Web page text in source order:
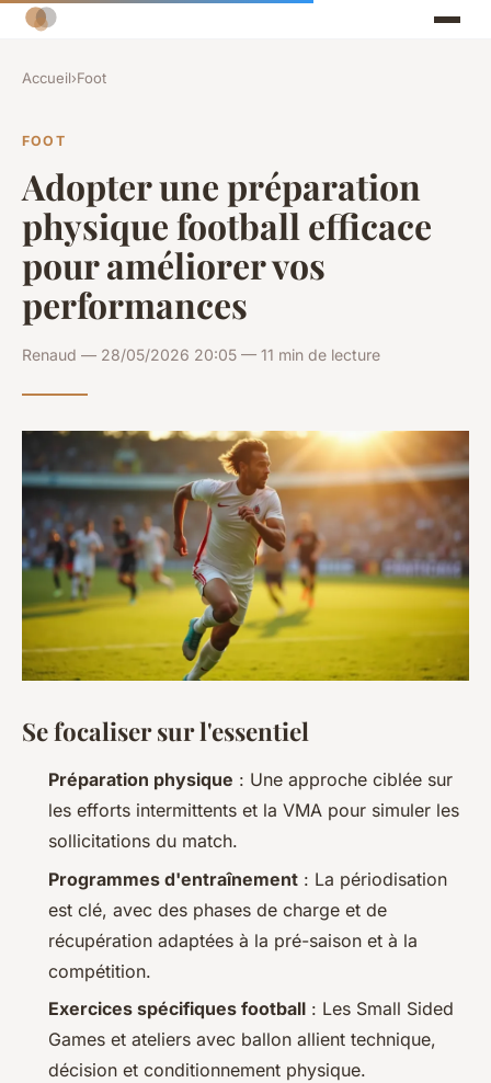
Accueil›Foot
FOOT
Adopter une préparation
physique football efficace
pour améliorer vos
performances
Renaud — 28/05/2026 20:05 — 11 min de lecture
Se focaliser sur l'essentiel
Préparation physique : Une approche ciblée sur
les efforts intermittents et la VMA pour simuler les
sollicitations du match.
Programmes d'entraînement : La périodisation
est clé, avec des phases de charge et de
récupération adaptées à la pré-saison et à la
compétition.
Exercices spécifiques football : Les Small Sided
Games et ateliers avec ballon allient technique,
décision et conditionnement physique.